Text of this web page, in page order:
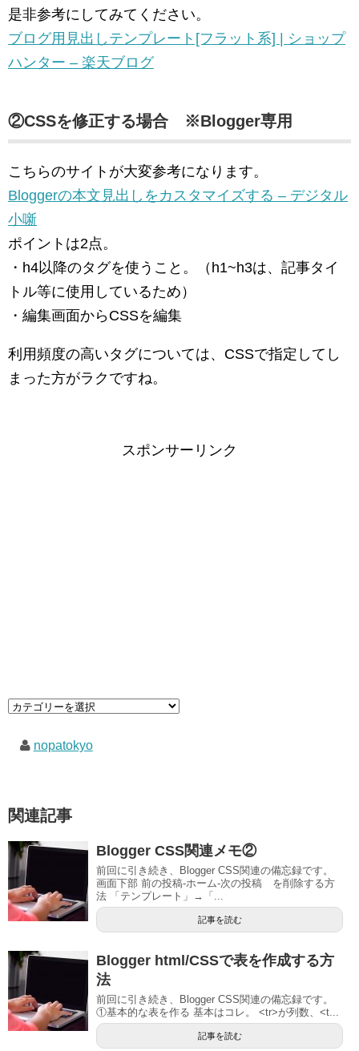
是非参考にしてみてください。
ブログ用見出しテンプレート[フラット系] | ショップ
ハンター – 楽天ブログ
②CSSを修正する場合 ※Blogger専用
こちらのサイトが大変参考になります。
Bloggerの本文見出しをカスタマイズする – デジタル
小噺
ポイントは2点。
・h4以降のタグを使うこと。（h1~h3は、記事タイ
トル等に使用しているため）
・編集画面からCSSを編集
利用頻度の高いタグについては、CSSで指定してし
まった方がラクですね。
スポンサーリンク
nopatokyo
関連記事
Blogger CSS関連メモ②
前回に引き続き、Blogger CSS関連の備忘録です。
画面下部 前の投稿-ホーム-次の投稿 を削除する方
法 「テンプレート」→「...
記事を読む
Blogger html/CSSで表を作成する方
法
前回に引き続き、Blogger CSS関連の備忘録です。
①基本的な表を作る 基本はコレ。 <tr>が列数、<t...
記事を読む